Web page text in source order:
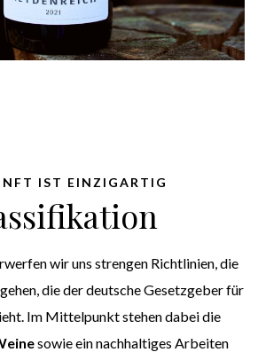
IST EINZIGARTIG
wir uns strengen Richtlinien, die
die der deutsche Gesetzgeber für
Im Mittelpunkt stehen dabei die
sowie ein nachhaltiges Arbeiten